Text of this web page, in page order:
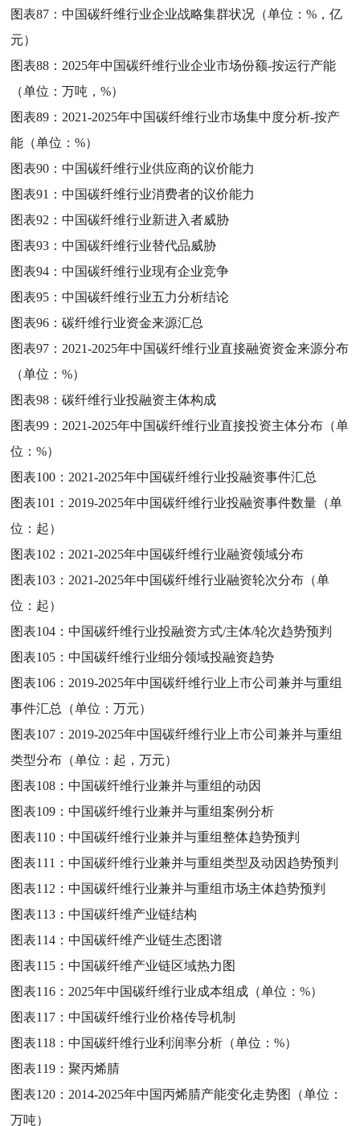
图表87：中国碳纤维行业企业战略集群状况（单位：%，亿
元）
图表88： 2025年中国碳纤维行业企业市场份额-按运行产能
（单位：万吨，%）
图表89： 2021-2025年中国碳纤维行业市场集中度分析-按产
能（单位：%）
图表90：中国碳纤维行业供应商的议价能力
图表91：中国碳纤维行业消费者的议价能力
图表92：中国碳纤维行业新进入者威胁
图表93：中国碳纤维行业替代品威胁
图表94：中国碳纤维行业现有企业竞争
图表95：中国碳纤维行业五力分析结论
图表96：碳纤维行业资金来源汇总
图表97： 2021-2025年中国碳纤维行业直接融资资金来源分布
（单位：%）
图表98：碳纤维行业投融资主体构成
图表99： 2021-2025年中国碳纤维行业直接投资主体分布（单
位：%）
图表100： 2021-2025年中国碳纤维行业投融资事件汇总
图表101： 2019-2025年中国碳纤维行业投融资事件数量（单
位：起）
图表102： 2021-2025年中国碳纤维行业融资领域分布
图表103： 2021-2025年中国碳纤维行业融资轮次分布（单
位：起）
图表104：中国碳纤维行业投融资方式/主体/轮次趋势预判
图表105：中国碳纤维行业细分领域投融资趋势
图表106： 2019-2025年中国碳纤维行业上市公司兼并与重组
事件汇总（单位：万元）
图表107： 2019-2025年中国碳纤维行业上市公司兼并与重组
类型分布（单位：起，万元）
图表108：中国碳纤维行业兼并与重组的动因
图表109：中国碳纤维行业兼并与重组案例分析
图表110：中国碳纤维行业兼并与重组整体趋势预判
图表111：中国碳纤维行业兼并与重组类型及动因趋势预判
图表112：中国碳纤维行业兼并与重组市场主体趋势预判
图表113：中国碳纤维产业链结构
图表114：中国碳纤维产业链生态图谱
图表115：中国碳纤维产业链区域热力图
图表116： 2025年中国碳纤维行业成本组成（单位：%）
图表117：中国碳纤维行业价格传导机制
图表118：中国碳纤维行业利润率分析（单位：%）
图表119：聚丙烯腈
图表120： 2014-2025年中国丙烯腈产能变化走势图（单位：
万吨）